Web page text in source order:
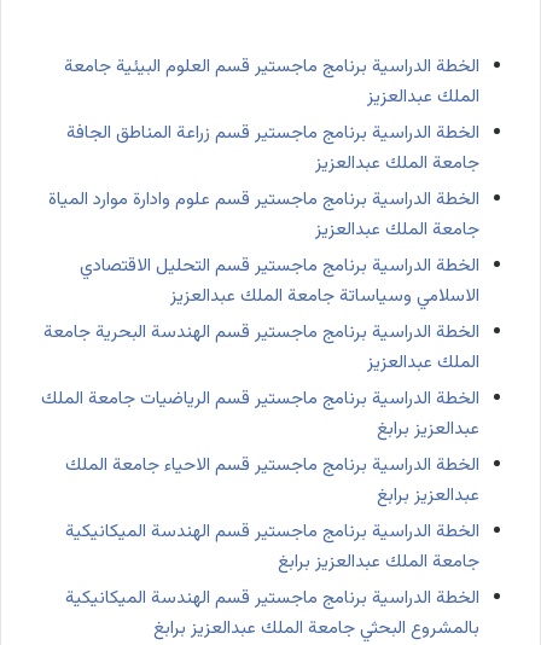
الخطة الدراسية برنامج ماجستير قسم العلوم البيئية جامعة
الملك عبدالعزيز
الخطة الدراسية برنامج ماجستير قسم زراعة المناطق الجافة
جامعة الملك عبدالعزيز
الخطة الدراسية برنامج ماجستير قسم علوم وادارة موارد المياة
جامعة الملك عبدالعزيز
الخطة الدراسية برنامج ماجستير قسم التحليل الاقتصادي
الاسلامي وسياساتة جامعة الملك عبدالعزيز
الخطة الدراسية برنامج ماجستير قسم الهندسة البحرية جامعة
الملك عبدالعزيز
الخطة الدراسية برنامج ماجستير قسم الرياضيات جامعة الملك
عبدالعزيز برابغ
الخطة الدراسية برنامج ماجستير قسم الاحياء جامعة الملك
عبدالعزيز برابغ
الخطة الدراسية برنامج ماجستير قسم الهندسة الميكانيكية
جامعة الملك عبدالعزيز برابغ
الخطة الدراسية برنامج ماجستير قسم الهندسة الميكانيكية
بالمشروع البحثي جامعة الملك عبدالعزيز برابغ